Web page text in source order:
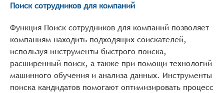
Поиск сотрудников для компаний
Функция Поиск сотрудников для компаний позволяет
компаниям находить подходящих соискателей,
используя инструменты быстрого поиска,
расширенный поиск, а также при помощи технологий
машинного обучения и анализа данных. Инструменты
поиска кандидатов помогают оптимизировать процесс